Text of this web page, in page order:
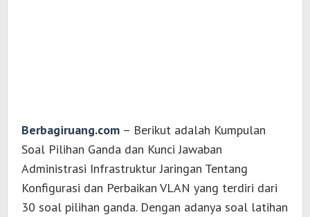
Berbagiruang.com – Berikut adalah Kumpulan
Soal Pilihan Ganda dan Kunci Jawaban
Administrasi Infrastruktur Jaringan Tentang
Konfigurasi dan Perbaikan VLAN yang terdiri dari
30 soal pilihan ganda. Dengan adanya soal latihan